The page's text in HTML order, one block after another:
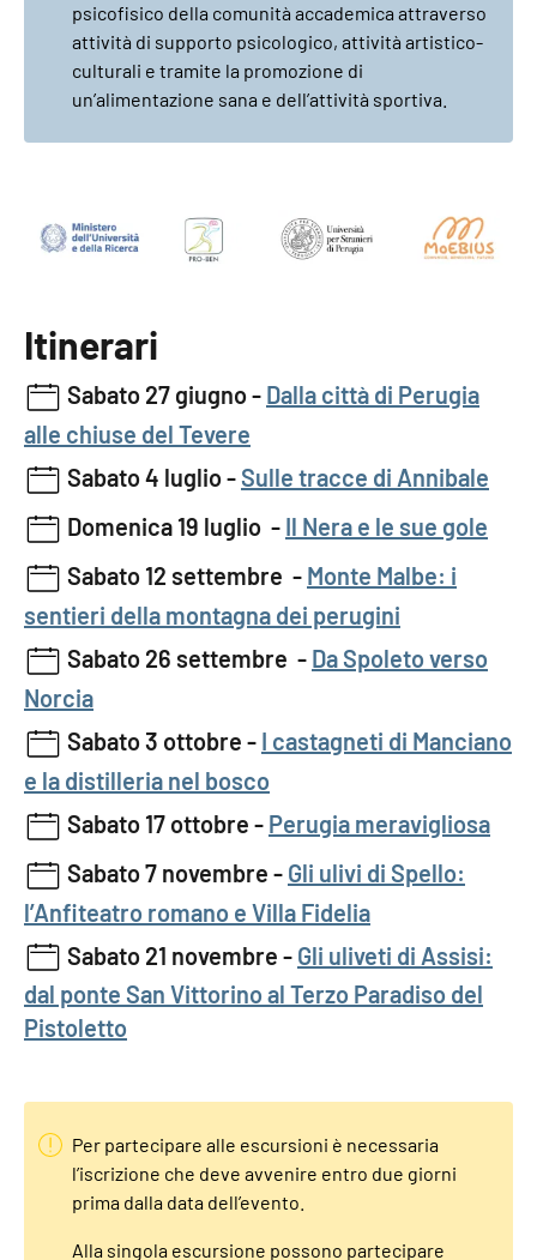
psicofisico della comunità accademica attraverso
attività di supporto psicologico, attività artistico-
culturali e tramite la promozione di
un’alimentazione sana e dell’attività sportiva.
Itinerari
Sabato 27 giugno - Dalla città di Perugia
alle chiuse del Tevere
Sabato 4 luglio -Sulle tracce di Annibale
Domenica 19 luglio - Il Nera e le sue gole
Sabato 12 settembre - Monte Malbe: i
sentieri della montagna dei perugini
Sabato 26 settembre - Da Spoleto verso
Norcia
Sabato 3 ottobre - I castagneti di Manciano
e la distilleria nel bosco
Sabato 17 ottobre - Perugia meravigliosa
Sabato 7 novembre - Gli ulivi di Spello:
l’Anfiteatro romano e Villa Fidelia
Sabato 21 novembre - Gli uliveti di Assisi:
dal ponte San Vittorino al Terzo Paradiso del
Pistoletto
Per partecipare alle escursioni è necessaria
l’iscrizione che deve avvenire entro due giorni
prima dalla data dell’evento.
Alla singola escursione possono partecipare